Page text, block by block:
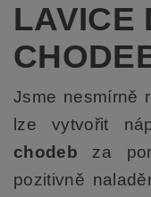
LAVICE
Jsme nesmírně
lze vytvořit
chodeb za
pozitivně